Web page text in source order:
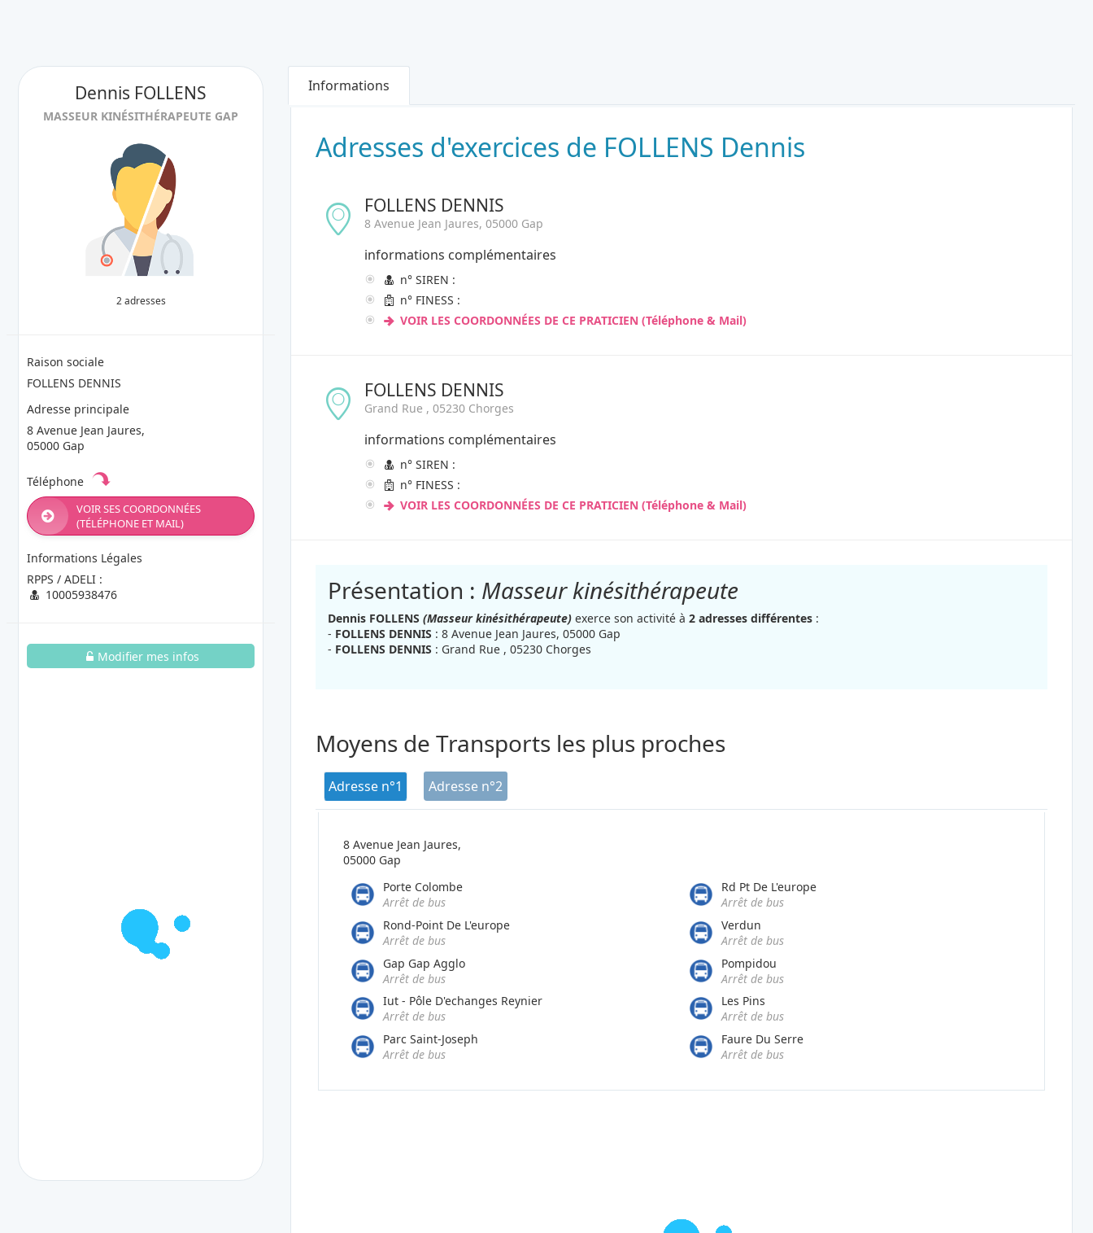
je recherche autre chose
Dennis FOLLENS
MASSEUR KINÉSITHÉRAPEUTE GAP
2 adresses
Raison sociale
FOLLENS DENNIS
Adresse principale
8 Avenue Jean Jaures,
05000 Gap
Téléphone
VOIR SES COORDONNÉES
(TÉLÉPHONE ET MAIL)
Informations Légales
RPPS / ADELI :
10005938476
Modifier mes infos
Informations
Adresses d'exercices de FOLLENS Dennis
FOLLENS DENNIS
8 Avenue Jean Jaures, 05000 Gap
informations complémentaires
n° SIREN :
n° FINESS :
VOIR LES COORDONNÉES DE CE PRATICIEN (Téléphone & Mail)
FOLLENS DENNIS
Grand Rue , 05230 Chorges
informations complémentaires
n° SIREN :
n° FINESS :
VOIR LES COORDONNÉES DE CE PRATICIEN (Téléphone & Mail)
Présentation : Masseur kinésithérapeute
Dennis FOLLENS(Masseur kinésithérapeute) exerce son activité à2 adresses différentes :
- FOLLENS DENNIS : 8 Avenue Jean Jaures, 05000 Gap
- FOLLENS DENNIS : Grand Rue , 05230 Chorges
Moyens de Transports les plus proches
Adresse n°1 Adresse n°2
8 Avenue Jean Jaures,
05000 Gap
Porte Colombe
Arrêt de bus
Rd Pt De L'europe
Arrêt de bus
Rond-Point De L'europe
Arrêt de bus
Verdun
Arrêt de bus
Gap Gap Agglo
Arrêt de bus
Pompidou
Arrêt de bus
Iut - Pôle D'echanges Reynier
Arrêt de bus
Les Pins
Arrêt de bus
Parc Saint-Joseph
Arrêt de bus
Faure Du Serre
Arrêt de bus